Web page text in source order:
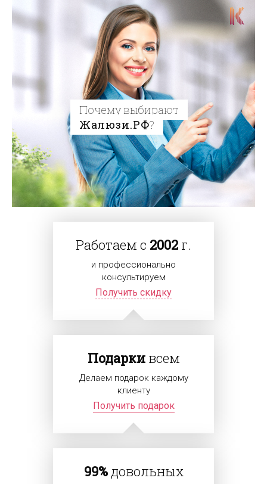
Почему выбирают
Жалюзи.РФ?
Работаем с 2002 г.
и профессионально
консультируем
Получить скидку
Подаркивсем
Делаем подарок каждому
клиенту
Получить подарок
99%довольных